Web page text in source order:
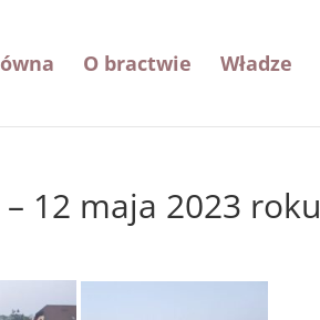
O bractwie Władze
12 maja 2023 roku